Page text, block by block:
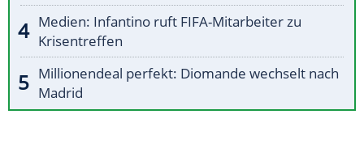
Medien: Infantino ruft FIFA-Mitarbeiter zu
Krisentreffen
Millionendeal perfekt: Diomande wechselt nach
Madrid